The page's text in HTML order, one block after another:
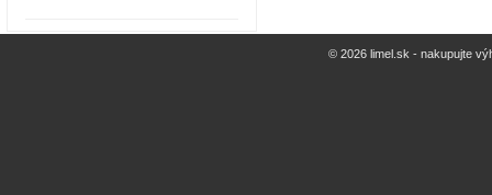
© 2026 limel.sk - nakupujte